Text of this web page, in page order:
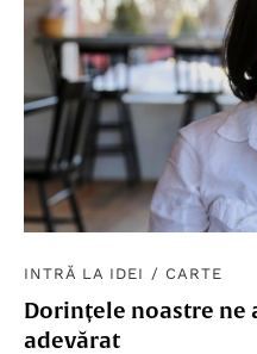
INTRĂ LA IDEI / CARTE
Dorințele noastre ne
adevărat